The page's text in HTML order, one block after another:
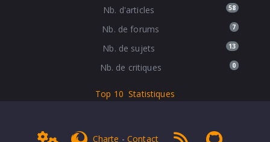
Nb. d'articles 58
Nb. de forums 7
Nb. de sujets 13
Nb. de critiques 0
Top 10 Statistiques
Adminget Firefox
Charte -Contact RSS 1.0